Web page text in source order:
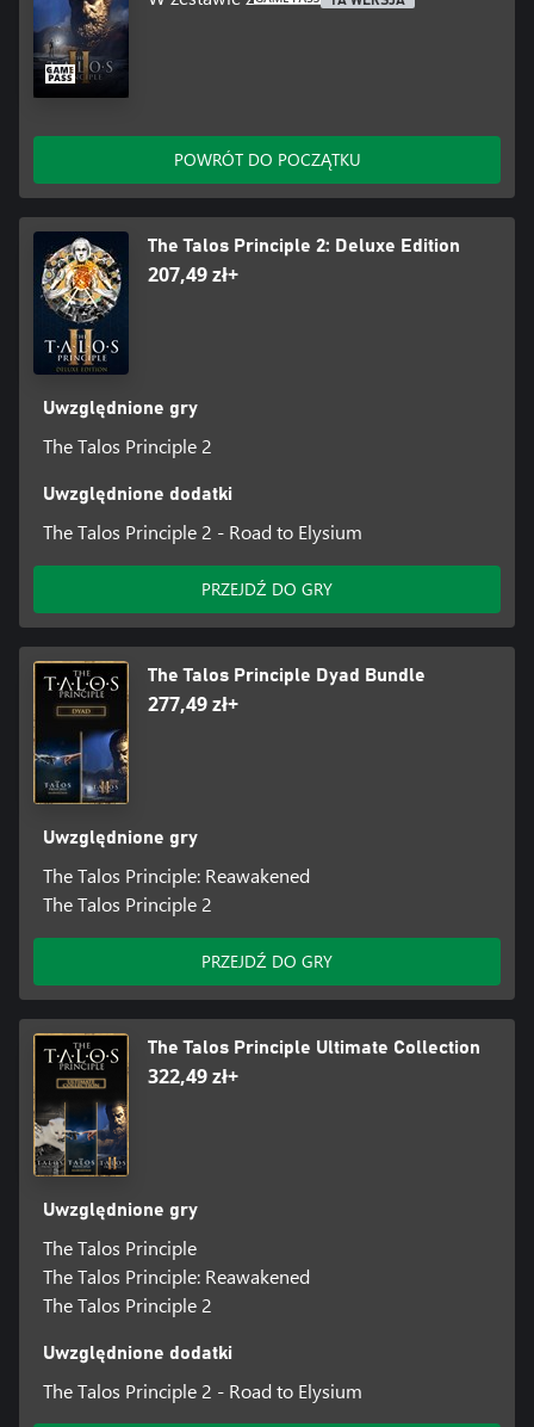
POWRÓT DO POCZĄTKU
The Talos Principle 2: Deluxe Edition
207,49 zł+
Uwzględnione gry
The Talos Principle 2
Uwzględnione dodatki
The Talos Principle 2 - Road to Elysium
PRZEJDŹ DO GRY
The Talos Principle Dyad Bundle
277,49 zł+
Uwzględnione gry
The Talos Principle: Reawakened
The Talos Principle 2
PRZEJDŹ DO GRY
The Talos Principle Ultimate Collection
322,49 zł+
Uwzględnione gry
The Talos Principle
The Talos Principle: Reawakened
The Talos Principle 2
Uwzględnione dodatki
The Talos Principle 2 - Road to Elysium